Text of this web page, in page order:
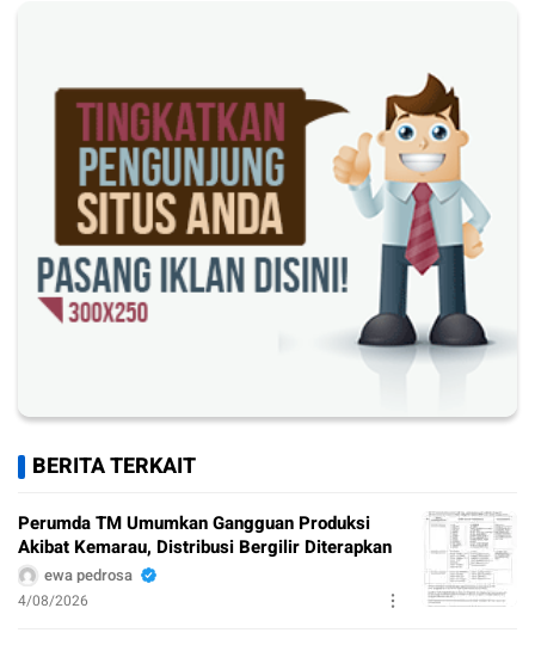
BERITA TERKAIT
Perumda TM Umumkan Gangguan Produksi
Akibat Kemarau, Distribusi Bergilir Diterapkan
ewa pedrosa
4/08/2026